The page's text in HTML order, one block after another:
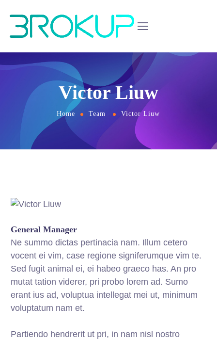
Victor Liuw
Home Team Victor Liuw
General Manager
Ne summo dictas pertinacia nam. Illum cetero
vocent ei vim, case regione signiferumque vim te.
Sed fugit animal ei, ei habeo graeco has. An pro
mutat tation viderer, pri probo lorem ad. Sumo
erant ius ad, voluptua intellegat mei ut, minimum
voluptatum nam et.
Partiendo hendrerit ut pri, in nam nisl nostro